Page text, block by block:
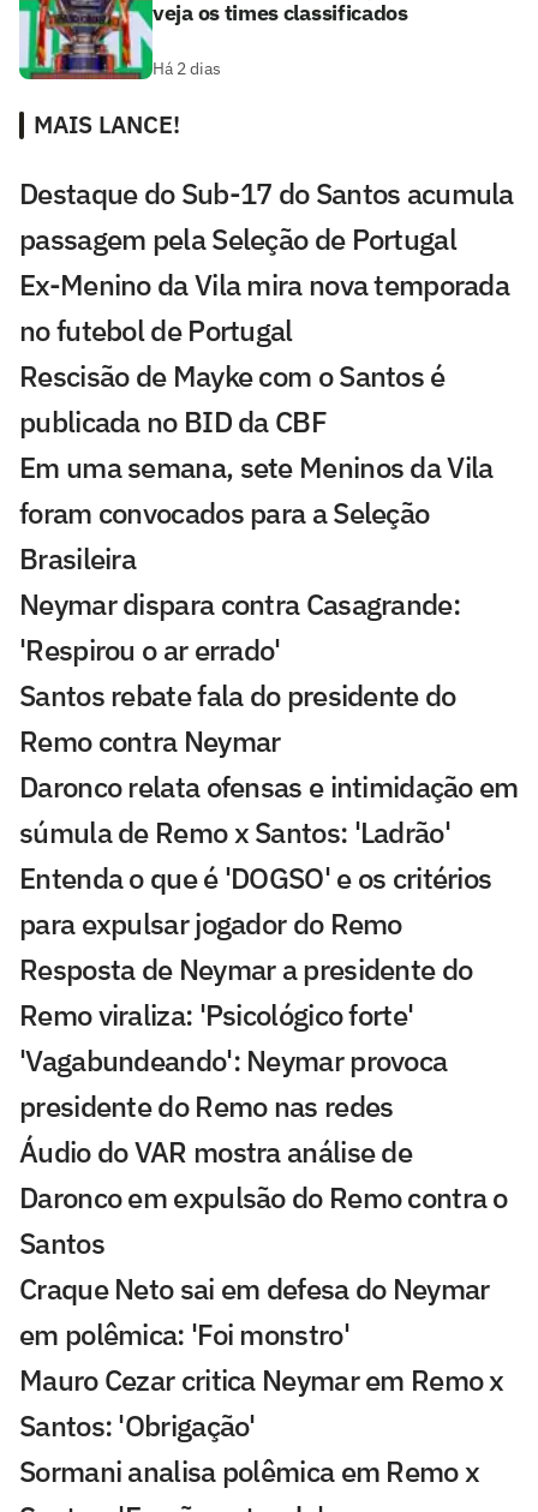
veja os times classificados
Há 2 dias
MAIS LANCE!
Destaque do Sub-17 do Santos acumula
passagem pela Seleção de Portugal
Ex-Menino da Vila mira nova temporada
no futebol de Portugal
Rescisão de Mayke com o Santos é
publicada no BID da CBF
Em uma semana, sete Meninos da Vila
foram convocados para a Seleção
Brasileira
Neymar dispara contra Casagrande:
'Respirou o ar errado'
Santos rebate fala do presidente do
Remo contra Neymar
Daronco relata ofensas e intimidação em
súmula de Remo x Santos: 'Ladrão'
Entenda o que é 'DOGSO' e os critérios
para expulsar jogador do Remo
Resposta de Neymar a presidente do
Remo viraliza: 'Psicológico forte'
'Vagabundeando': Neymar provoca
presidente do Remo nas redes
Áudio do VAR mostra análise de
Daronco em expulsão do Remo contra o
Santos
Craque Neto sai em defesa do Neymar
em polêmica: 'Foi monstro'
Mauro Cezar critica Neymar em Remo x
Santos: 'Obrigação'
Sormani analisa polêmica em Remo x